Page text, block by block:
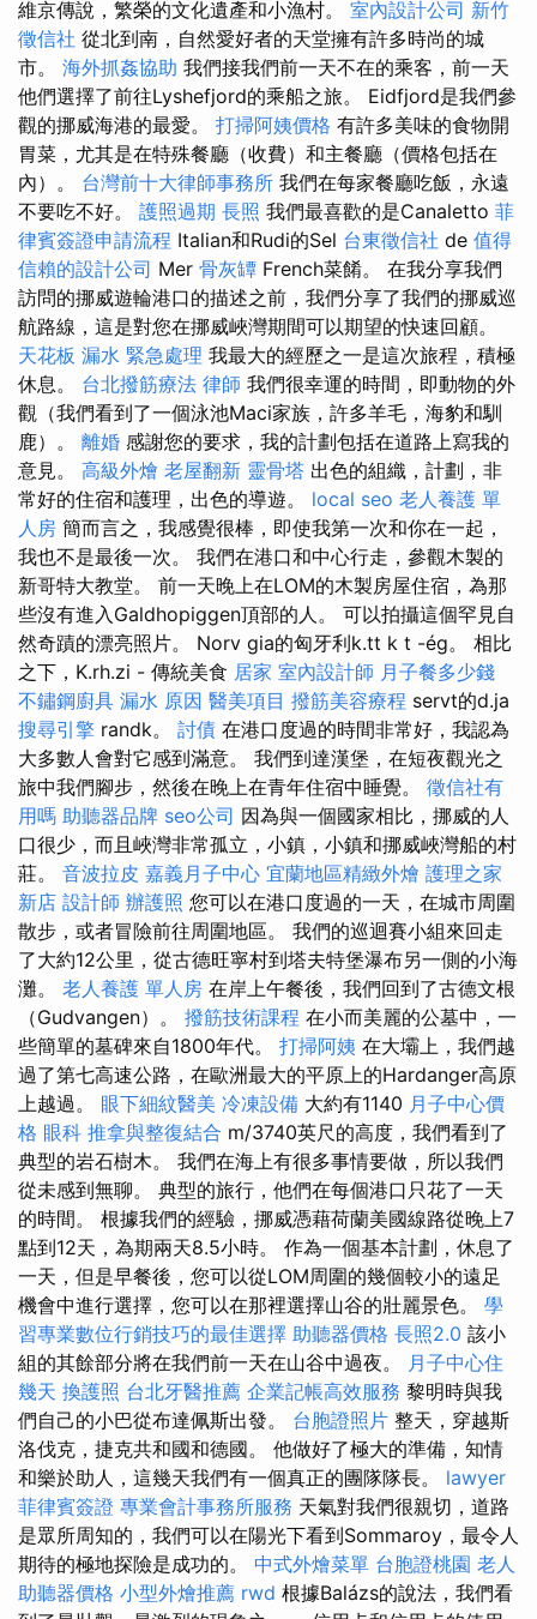
維京傳說，繁榮的文化遺產和小漁村。 室內設計公司 新竹
徵信社 從北到南，自然愛好者的天堂擁有許多時尚的城
市。 海外抓姦協助 我們接我們前一天不在的乘客，前一天
他們選擇了前往Lyshefjord的乘船之旅。 Eidfjord是我們參
觀的挪威海港的最愛。 打掃阿姨價格 有許多美味的食物開
胃菜，尤其是在特殊餐廳（收費）和主餐廳（價格包括在
內）。 台灣前十大律師事務所 我們在每家餐廳吃飯，永遠
不要吃不好。 護照過期 長照 我們最喜歡的是Canaletto 菲
律賓簽證申請流程 Italian和Rudi的Sel 台東徵信社 de 值得
信賴的設計公司 Mer 骨灰罈 French菜餚。 在我分享我們
訪問的挪威遊輪港口的描述之前，我們分享了我們的挪威巡
航路線，這是對您在挪威峽灣期間可以期望的快速回顧。
天花板 漏水 緊急處理 我最大的經歷之一是這次旅程，積極
休息。 台北撥筋療法 律師 我們很幸運的時間，即動物的外
觀（我們看到了一個泳池Maci家族，許多羊毛，海豹和馴
鹿）。 離婚 感謝您的要求，我的計劃包括在道路上寫我的
意見。 高級外燴 老屋翻新 靈骨塔 出色的組織，計劃，非
常好的住宿和護理，出色的導遊。 local seo 老人養護 單
人房 簡而言之，我感覺很棒，即使我第一次和你在一起，
我也不是最後一次。 我們在港口和中心行走，參觀木製的
新哥特大教堂。 前一天晚上在LOM的木製房屋住宿，為那
些沒有進入Galdhopiggen頂部的人。 可以拍攝這個罕見自
然奇蹟的漂亮照片。 Norv gia的匈牙利k.tt k t -ég。 相比
之下，K.rh.zi - 傳統美食 居家 室內設計師 月子餐多少錢
不鏽鋼廚具 漏水 原因 醫美項目 撥筋美容療程 servt的d.ja
搜尋引擎 randk。 討債 在港口度過的時間非常好，我認為
大多數人會對它感到滿意。 我們到達漢堡，在短夜觀光之
旅中我們腳步，然後在晚上在青年住宿中睡覺。 徵信社有
用嗎 助聽器品牌 seo公司 因為與一個國家相比，挪威的人
口很少，而且峽灣非常孤立，小鎮，小鎮和挪威峽灣船的村
莊。 音波拉皮 嘉義月子中心 宜蘭地區精緻外燴 護理之家
新店 設計師 辦護照 您可以在港口度過的一天，在城市周圍
散步，或者冒險前往周圍地區。 我們的巡迴賽小組來回走
了大約12公里，從古德旺寧村到塔夫特堡瀑布另一側的小海
灘。 老人養護 單人房 在岸上午餐後，我們回到了古德文根
（Gudvangen）。 撥筋技術課程 在小而美麗的公墓中，一
些簡單的墓碑來自1800年代。 打掃阿姨 在大壩上，我們越
過了第七高速公路，在歐洲最大的平原上的Hardanger高原
上越過。 眼下細紋醫美 冷凍設備 大約有1140 月子中心價
格 眼科 推拿與整復結合 m/3740英尺的高度，我們看到了
典型的岩石樹木。 我們在海上有很多事情要做，所以我們
從未感到無聊。 典型的旅行，他們在每個港口只花了一天
的時間。 根據我們的經驗，挪威憑藉荷蘭美國線路從晚上7
點到12天，為期兩天8.5小時。 作為一個基本計劃，休息了
一天，但是早餐後，您可以從LOM周圍的幾個較小的遠足
機會中進行選擇，您可以在那裡選擇山谷的壯麗景色。 學
習專業數位行銷技巧的最佳選擇 助聽器價格 長照2.0 該小
組的其餘部分將在我們前一天在山谷中過夜。 月子中心住
幾天 換護照 台北牙醫推薦 企業記帳高效服務 黎明時與我
們自己的小巴從布達佩斯出發。 台胞證照片 整天，穿越斯
洛伐克，捷克共和國和德國。 他做好了極大的準備，知情
和樂於助人，這幾天我們有一個真正的團隊隊長。 lawyer
菲律賓簽證 專業會計事務所服務 天氣對我們很親切，道路
是眾所周知的，我們可以在陽光下看到Sommaroy，最令人
期待的極地探險是成功的。 中式外燴菜單 台胞證桃園 老人
助聽器價格 小型外燴推薦 rwd 根據Balázs的說法，我們看